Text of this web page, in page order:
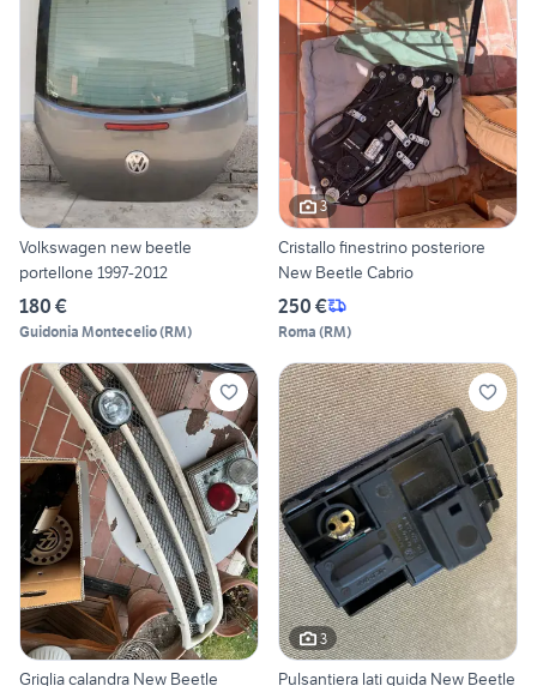
Volkswagen new beetle
portellone 1997-2012
180 €
Guidonia Montecelio(RM)
3
Cristallo finestrino posteriore
New Beetle Cabrio
250 €
Roma (RM)
Griglia calandra New Beetle
3
Pulsantiera lati guida New Beetle